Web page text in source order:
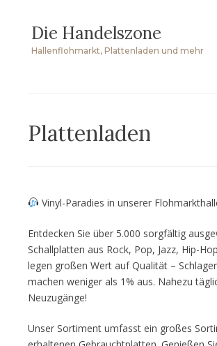
Inhalt
springen
Die Handelszone
Hallenflohmarkt, Plattenladen und mehr
Plattenladen
Vinyl-Paradies in unserer
Entdecken Sie über 5.000 sorgfältig
Schallplatten aus Rock, Pop, Jazz, Hip-
legen großen Wert auf Qualität –
machen weniger als 1% aus. Nahezu
Neuzugänge!
Unser Sortiment umfasst ein großes